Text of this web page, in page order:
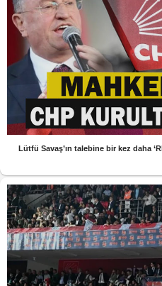
Lütfü Savaş’ın talebine bir kez daha